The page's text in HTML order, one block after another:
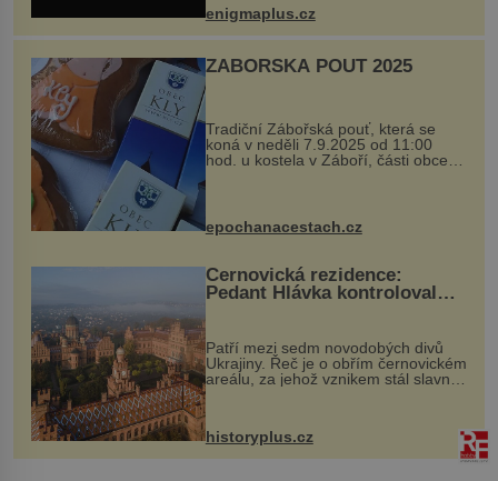
...
enigmaplus.cz
ZÁBOŘSKÁ POUŤ 2025
Tradiční Zábořská pouť, která se
koná v neděli 7.9.2025 od 11:00
hod. u kostela v Záboří, části obce
Kly u Mělníka. V programu naleznete
komentovanou prohlídku kostela,
epochanacestach.cz
Černovická rezidence:
Pedant Hlávka kontroloval
Patří mezi sedm novodobých divů
Ukrajiny. Řeč je o obřím černovickém
areálu, za jehož vznikem stál slavný
český architekt Josef Hlávka. Ten si
na něm dal mimořádně záležet. Jeho
stavební plány by při ...
historyplus.cz